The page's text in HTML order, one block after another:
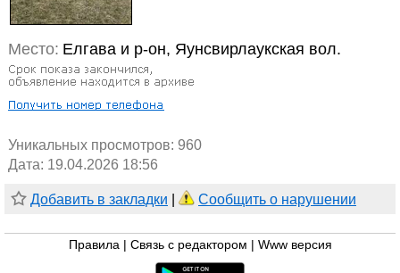
Место: Елгава и р-он, Яунсвирлаукская вол.
Уникальных просмотров: 960
Дата: 19.04.2026 18:56
Добавить в закладки Сообщить о нарушении
Правила Связь с редактором Www версия